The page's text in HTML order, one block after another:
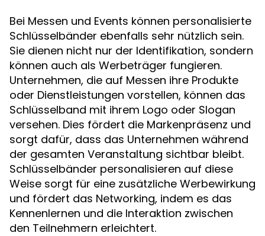
Bei Messen und Events können personalisierte
Schlüsselbänder ebenfalls sehr nützlich sein.
Sie dienen nicht nur der Identifikation, sondern
können auch als Werbeträger fungieren.
Unternehmen, die auf Messen ihre Produkte
oder Dienstleistungen vorstellen, können das
Schlüsselband mit ihrem Logo oder Slogan
versehen. Dies fördert die Markenpräsenz und
sorgt dafür, dass das Unternehmen während
der gesamten Veranstaltung sichtbar bleibt.
Schlüsselbänder personalisieren auf diese
Weise sorgt für eine zusätzliche Werbewirkung
und fördert das Networking, indem es das
Kennenlernen und die Interaktion zwischen
den Teilnehmern erleichtert.